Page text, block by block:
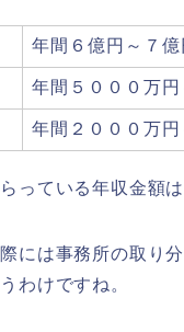
年間６億円～７億
年間５０００万円
年間２０００万
っている年収金額は
には事務所の取り
わけですね。